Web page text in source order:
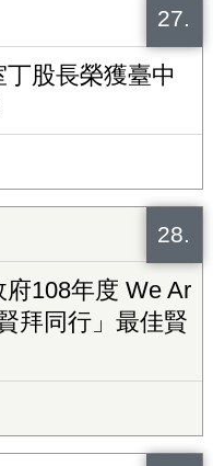
27.
股長榮獲臺中
28.
府108年度 We Ar
拜同行」最佳賢